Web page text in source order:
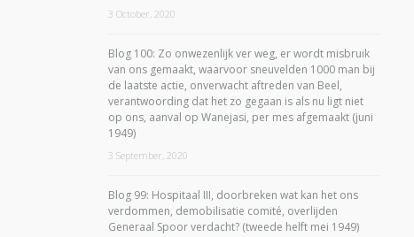
3 October, 2020
Blog 100: Zo onwezenlijk ver weg, er wordt misbruik
van ons gemaakt, waarvoor sneuvelden 1000 man bij
de laatste actie, onverwacht aftreden van Beel,
verantwoording dat het zo gegaan is als nu ligt niet
op ons, aanval op Wanejasi, per mes afgemaakt (juni
1949)
3 September, 2020
Blog 99: Hospitaal III, doorbreken wat kan het ons
verdommen, demobilisatie comité, overlijden
Generaal Spoor verdacht? (tweede helft mei 1949)